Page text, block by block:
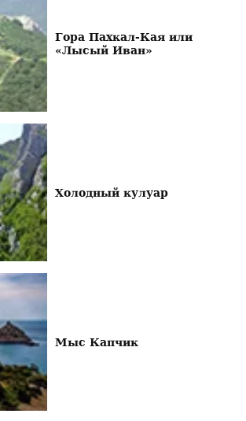
Гора Пахкал-Кая или
«Лысый Иван»
Холодный кулуар
Мыс Капчик